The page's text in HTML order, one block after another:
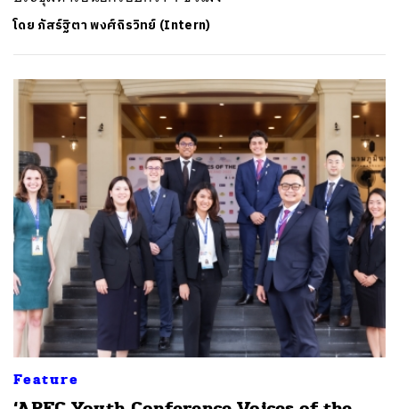
โดย ภัสร์ฐิตา พงศ์ถิรวิทย์ (Intern)
Feature